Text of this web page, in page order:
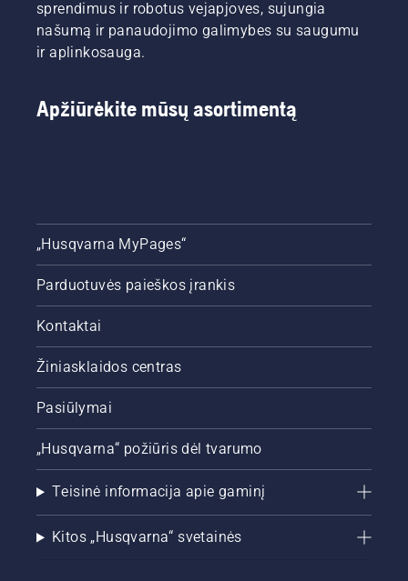
sprendimus ir robotus vejapjoves, sujungia
našumą ir panaudojimo galimybes su saugumu
ir aplinkosauga.
Apžiūrėkite mūsų asortimentą
„Husqvarna MyPages“
Parduotuvės paieškos įrankis
Kontaktai
Žiniasklaidos centras
Pasiūlymai
„Husqvarna“ požiūris dėl tvarumo
Teisinė informacija apie gaminį
Kitos „Husqvarna“ svetainės